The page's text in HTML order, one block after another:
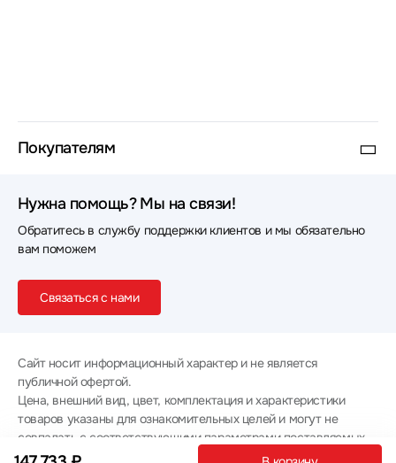
Покупателям
Нужна помощь? Мы на связи!
Обратитесь в службу поддержки клиентов и мы обязательно
вам поможем
Связаться с нами
Сайт носит информационный характер и не является
публичной офертой.
Цена, внешний вид, цвет, комплектация и характеристики
товаров указаны для ознакомительных целей и могут не
совпадать с соответствующими параметрами поставляемых
товаров - уточняйте информацию у менеджера при